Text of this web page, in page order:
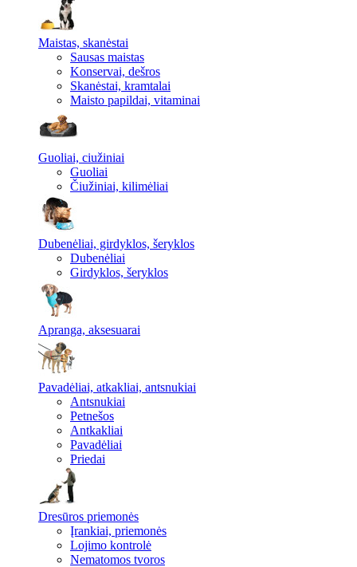
Maistas, skanėstai
Sausas maistas
Konservai, dešros
Skanėstai, kramtalai
Maisto papildai, vitaminai
Guoliai, ciužiniai
Guoliai
Čiužiniai, kilimėliai
Dubenėliai, girdyklos, šeryklos
Dubenėliai
Girdyklos, šeryklos
Apranga, aksesuarai
Pavadėliai, atkakliai, antsnukiai
Antsnukiai
Petnešos
Antkakliai
Pavadėliai
Priedai
Dresūros priemonės
Įrankiai, priemonės
Lojimo kontrolė
Nematomos tvoros